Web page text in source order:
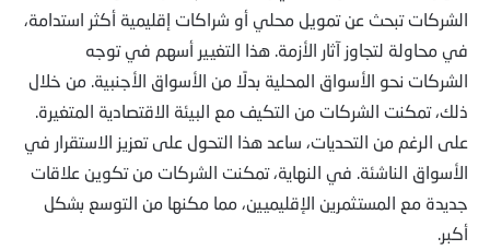
الشركات تبحث عن تمويل محلي أو شراكات إقليمية أكثر استدامة،
في محاولة لتجاوز آثار الأزمة. هذا التغيير أسهم في توجه
الشركات نحو الأسواق المحلية بدلًا من الأسواق الأجنبية. من خلال
ذلك، تمكنت الشركات من التكيف مع البيئة الاقتصادية المتغيرة.
على الرغم من التحديات، ساعد هذا التحول على تعزيز الاستقرار في
الأسواق الناشئة. في النهاية، تمكنت الشركات من تكوين علاقات
جديدة مع المستثمرين الإقليميين، مما مكنها من التوسع بشكل
أكبر.